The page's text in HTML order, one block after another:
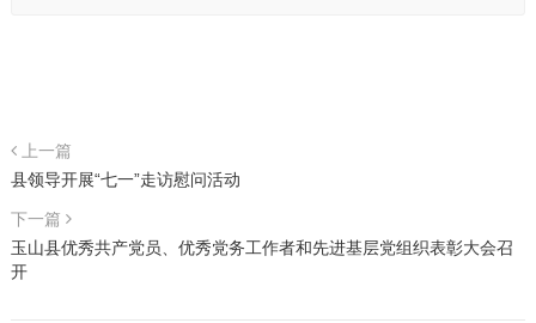
上一篇
县领导开展“七一”走访慰问活动
下一篇
玉山县优秀共产党员、优秀党务工作者和先进基层党组织表彰大会召
开